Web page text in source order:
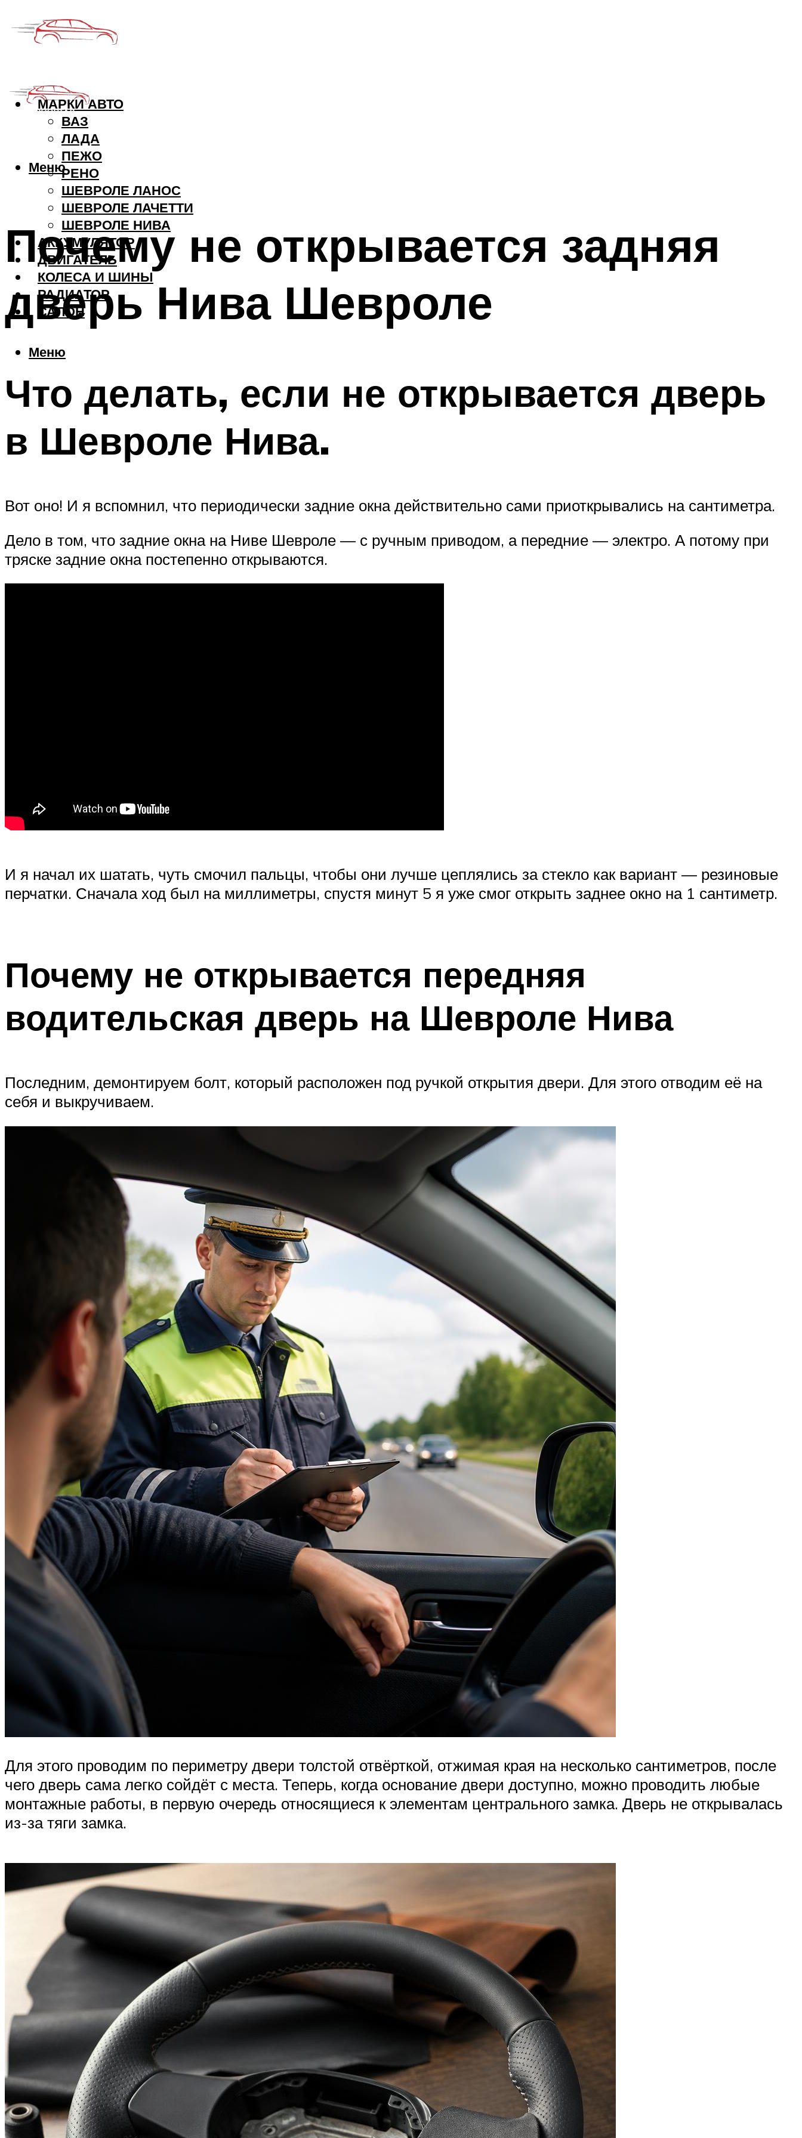
МАРКИ АВТО
ВАЗ
ЛАДА
ПЕЖО
РЕНО
ШЕВРОЛЕ ЛАНОС
ШЕВРОЛЕ ЛАЧЕТТИ
ШЕВРОЛЕ НИВА
АККУМУЛЯТОР
ДВИГАТЕЛЬ
КОЛЕСА И ШИНЫ
РАДИАТОР
САЛОН
Меню
Меню
Почему не открывается задняя
дверь Нива Шевроле
Что делать, если не открывается дверь
в Шевроле Нива.
Вот оно! И я вспомнил, что периодически задние окна действительно сами приоткрывались на сантиметра.
Дело в том, что задние окна на Ниве Шевроле — с ручным приводом, а передние — электро. А потому при
тряске задние окна постепенно открываются.
И я начал их шатать, чуть смочил пальцы, чтобы они лучше цеплялись за стекло как вариант — резиновые
перчатки. Сначала ход был на миллиметры, спустя минут 5 я уже смог открыть заднее окно на 1 сантиметр.
Почему не открывается передняя
водительская дверь на Шевроле Нива
Последним, демонтируем болт, который расположен под ручкой открытия двери. Для этого отводим её на
себя и выкручиваем.
Для этого проводим по периметру двери толстой отвёрткой, отжимая края на несколько сантиметров, после
чего дверь сама легко сойдёт с места. Теперь, когда основание двери доступно, можно проводить любые
монтажные работы, в первую очередь относящиеся к элементам центрального замка. Дверь не открывалась
из-за тяги замка.